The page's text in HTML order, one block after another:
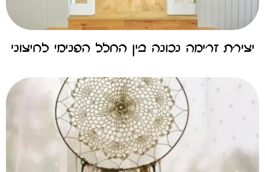
יצירת זרימה נכונה בין החלל הפנימי לחיצוני